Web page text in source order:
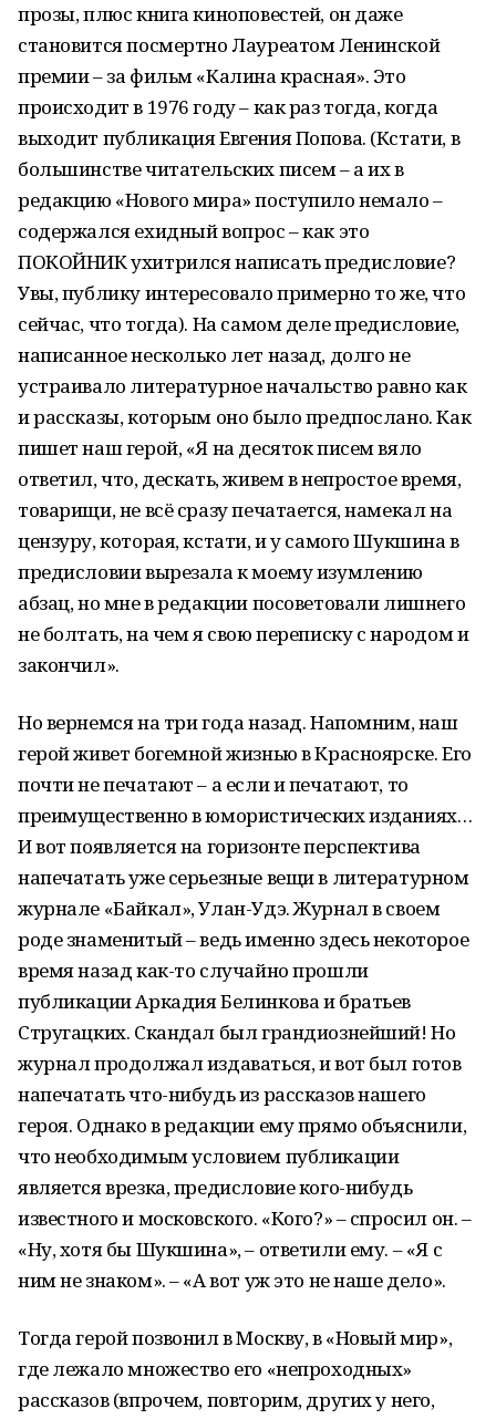
прозы, плюс книга киноповестей, он даже
становится посмертно Лауреатом Ленинской
премии – за фильм «Калина красная». Это
происходит в 1976 году – как раз тогда, когда
выходит публикация Евгения Попова. (Кстати, в
большинстве читательских писем – а их в
редакцию «Нового мира» поступило немало –
содержался ехидный вопрос – как это
ПОКОЙНИК ухитрился написать предисловие?
Увы, публику интересовало примерно то же, что
сейчас, что тогда). На самом деле предисловие,
написанное несколько лет назад, долго не
устраивало литературное начальство равно как
и рассказы, которым оно было предпослано. Как
пишет наш герой, «Я на десяток писем вяло
ответил, что, дескать, живем в непростое время,
товарищи, не всё сразу печатается, намекал на
цензуру, которая, кстати, и у самого Шукшина в
предисловии вырезала к моему изумлению
абзац, но мне в редакции посоветовали лишнего
не болтать, на чем я свою переписку с народом и
закончил».
Но вернемся на три года назад. Напомним, наш
герой живет богемной жизнью в Красноярске. Его
почти не печатают – а если и печатают, то
преимущественно в юмористических изданиях…
И вот появляется на горизонте перспектива
напечатать уже серьезные вещи в литературном
журнале «Байкал», Улан-Удэ. Журнал в своем
роде знаменитый – ведь именно здесь некоторое
время назад как-то случайно прошли
публикации Аркадия Белинкова и братьев
Стругацких. Скандал был грандиознейший! Но
журнал продолжал издаваться, и вот был готов
напечатать что-нибудь из рассказов нашего
героя. Однако в редакции ему прямо объяснили,
что необходимым условием публикации
является врезка, предисловие кого-нибудь
известного и московского. «Кого?» – спросил он. –
«Ну, хотя бы Шукшина», – ответили ему. – «Я с
ним не знаком». – «А вот уж это не наше дело».
Тогда герой позвонил в Москву, в «Новый мир»,
где лежало множество его «непроходных»
рассказов (впрочем, повторим, других у него,